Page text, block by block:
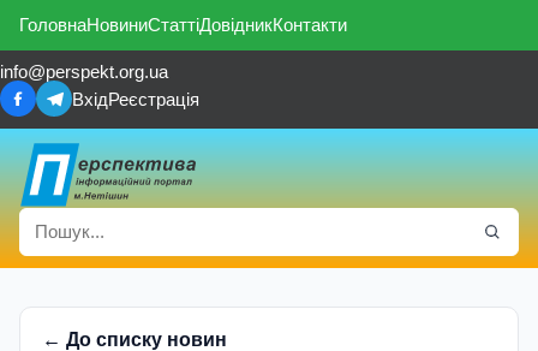
ГоловнаНовиниСтаттіДовідникКонтакти
info@perspekt.org.ua
ВхідРеєстрація
← До списку новин